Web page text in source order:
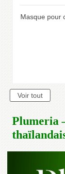
Masque pour
Plumeria